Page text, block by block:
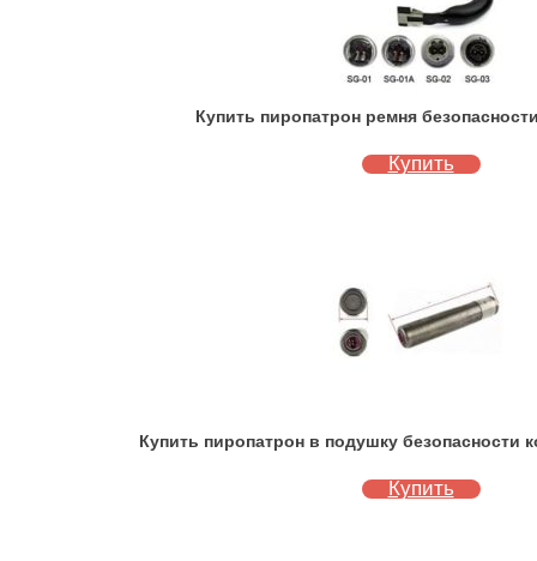
Купить пиропатрон ремня
Купить
Купить пиропатрон в подушку безопасности
Купить